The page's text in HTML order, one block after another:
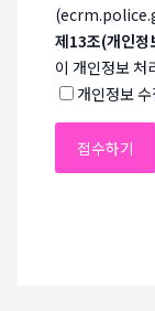
제13조(개인정
이 개인정보 처
개인정보